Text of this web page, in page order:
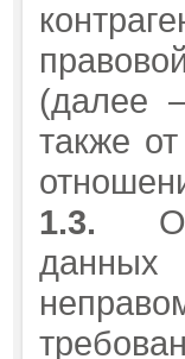
(далее
также
1.3.